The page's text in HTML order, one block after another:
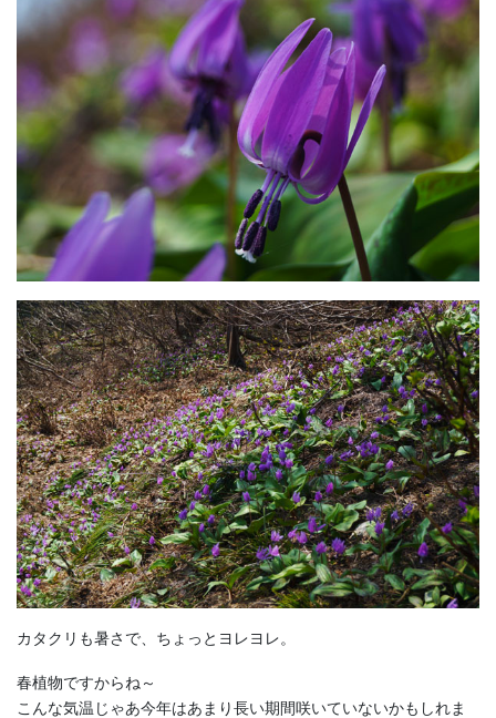
カタクリも暑さで、ちょっとヨレヨレ。
春植物ですからね～
こんな気温じゃあ今年はあまり長い期間咲いていないかもしれま